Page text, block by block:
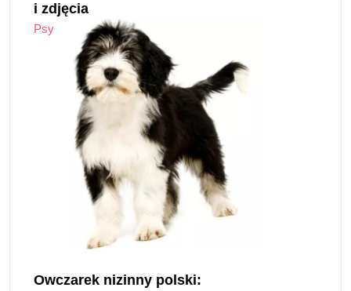
i zdjęcia
Psy
Owczarek nizinny polski: